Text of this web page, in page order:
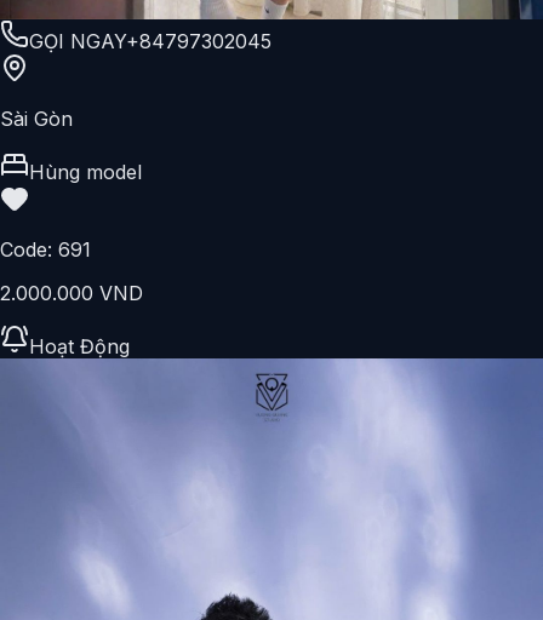
GỌI NGAY+84797302045
Sài Gòn
Hùng model
Code: 691
2.000.000 VND
Hoạt Động